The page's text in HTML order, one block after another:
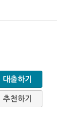
대출하기
추천하기